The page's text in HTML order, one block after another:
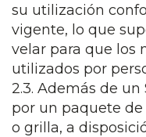
su utilización
vigente, lo que
velar para que los
utilizados por
2.3. Además de
por un paquete
o grilla, a